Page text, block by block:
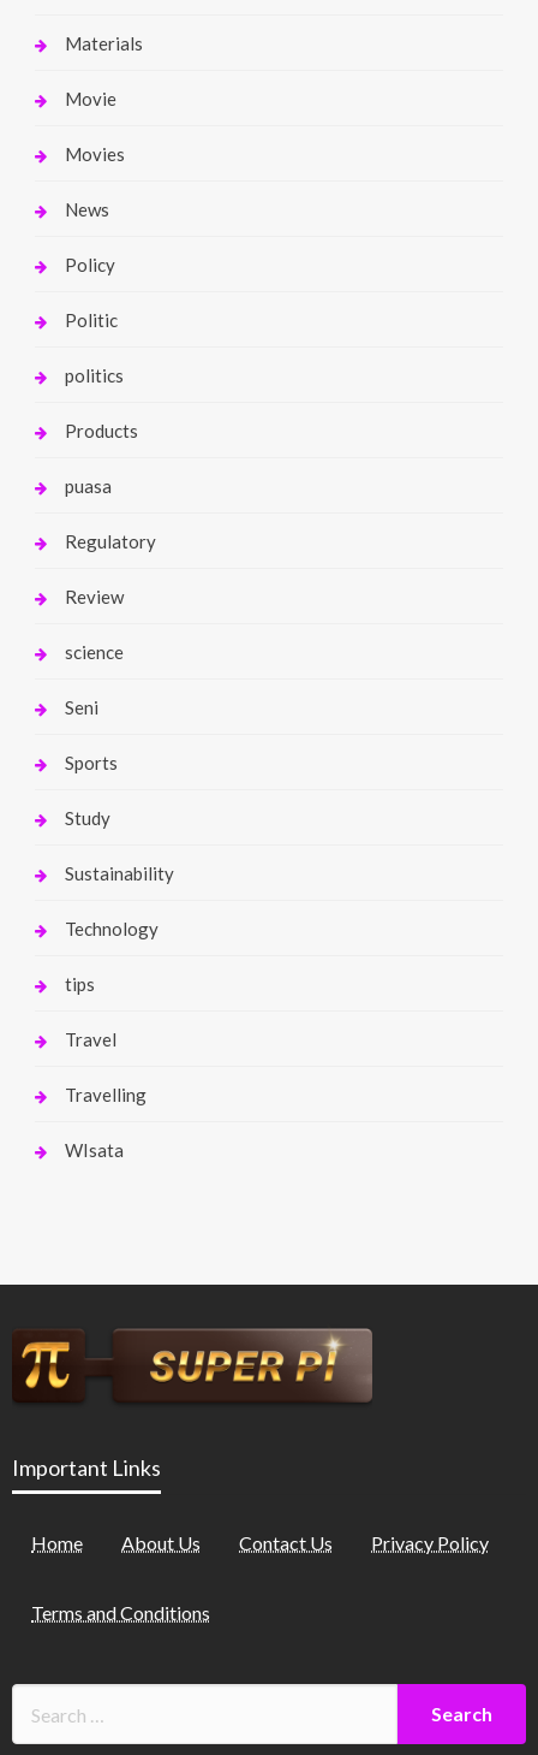
Materials
Movie
Movies
News
Policy
Politic
politics
Products
puasa
Regulatory
Review
science
Seni
Sports
Study
Sustainability
Technology
tips
Travel
Travelling
WIsata
Important Links
Home About Us Contact Us Privacy Policy
Terms and Conditions